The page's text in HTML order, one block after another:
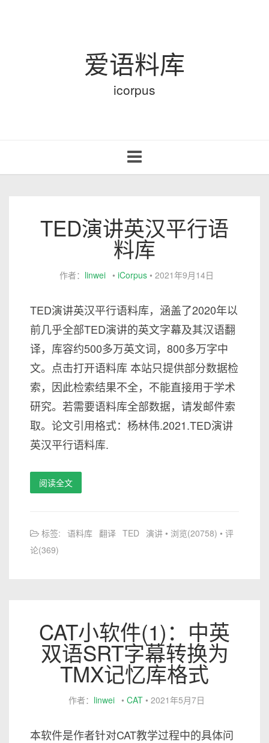
爱语料库
icorpus
navigation
TED演讲英汉平行语
料库
作者： linwei • iCorpus • 2021年9月14日
TED演讲英汉平行语料库，涵盖了2020年以
前几乎全部TED演讲的英文字幕及其汉语翻
译，库容约500多万英文词，800多万字中
文。点击打开语料库 本站只提供部分数据检
索，因此检索结果不全，不能直接用于学术
研究。若需要语料库全部数据，请发邮件索
取。论文引用格式：杨林伟.2021.TED演讲
英汉平行语料库.
阅读全文
标签: 语料库 翻译 TED 演讲 • 浏览(20758) • 评
论(369)
CAT小软件(1)：中英
双语SRT字幕转换为
TMX记忆库格式
作者： linwei • CAT • 2021年5月7日
本软件是作者针对CAT教学过程中的具体问